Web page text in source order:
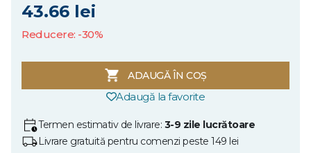
43.66 lei
Reducere: -30%
ADAUGĂ ÎN COȘ
Adaugă la favorite
Termen estimativ de livrare: 3-9 zile lucrătoare
Livrare gratuită pentru comenzi peste 149 lei